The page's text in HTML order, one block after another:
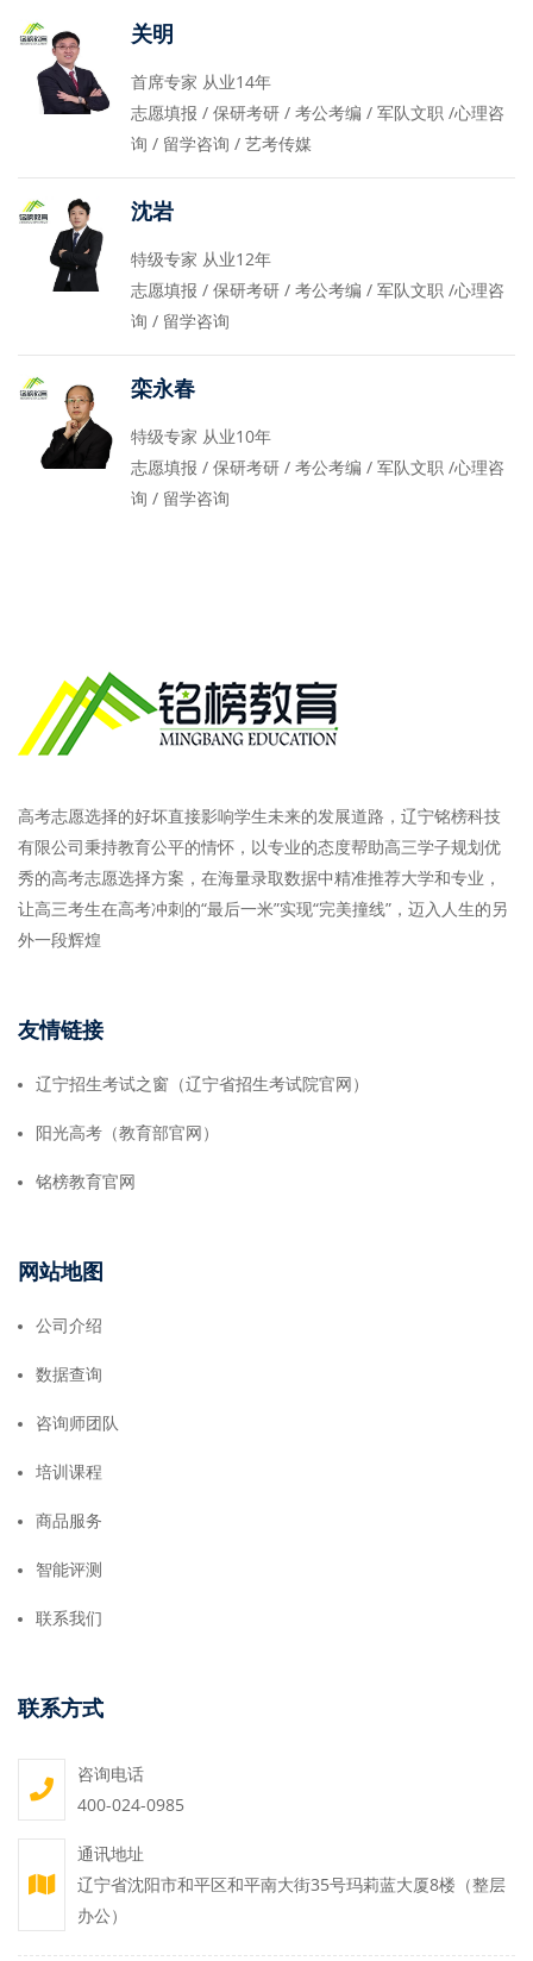
关明
首席专家 从业14年
志愿填报 / 保研考研 / 考公考编 / 军队文职 /心理咨
询 / 留学咨询 / 艺考传媒
沈岩
特级专家 从业12年
志愿填报 / 保研考研 / 考公考编 / 军队文职 /心理咨
询 / 留学咨询
栾永春
特级专家 从业10年
志愿填报 / 保研考研 / 考公考编 / 军队文职 /心理咨
询 / 留学咨询
高考志愿选择的好坏直接影响学生未来的发展道路，辽宁铭榜科技
有限公司秉持教育公平的情怀，以专业的态度帮助高三学子规划优
秀的高考志愿选择方案，在海量录取数据中精准推荐大学和专业，
让高三考生在高考冲刺的“最后一米”实现“完美撞线”，迈入人生的另
外一段辉煌
友情链接
辽宁招生考试之窗（辽宁省招生考试院官网）
阳光高考（教育部官网）
铭榜教育官网
网站地图
公司介绍
数据查询
咨询师团队
培训课程
商品服务
智能评测
联系我们
联系方式
咨询电话
400-024-0985
通讯地址
辽宁省沈阳市和平区和平南大街35号玛莉蓝大厦8楼（整层
办公）